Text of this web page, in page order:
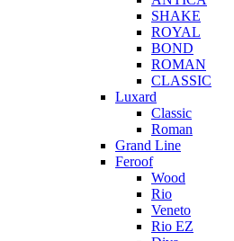
SHAKE
ROYAL
BOND
ROMAN
CLASSIC
Luxard
Classic
Roman
Grand Line
Feroof
Wood
Rio
Veneto
Rio EZ